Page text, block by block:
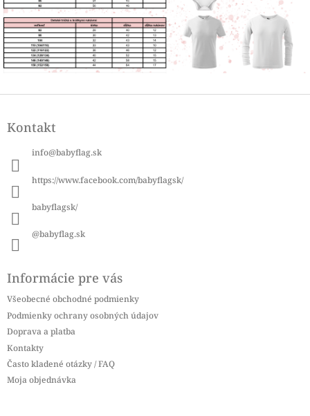
pKontakt
info@babyflag.sk
https://www.facebook.com/babyflagsk/
babyflagsk/
@babyflag.sk
Informácie pre vás
Všeobecné obchodné podmienky
Podmienky ochrany osobných údajov
Doprava a platba
Kontakty
Často kladené otázky / FAQ
Moja objednávka